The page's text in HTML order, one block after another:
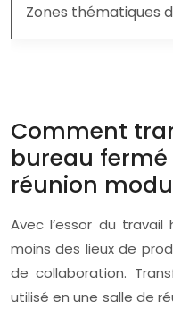
Zones thématiques
Comment
bureau
réunion
Avec l’essor du travail
moins des lieux de
de collaboration.
utilisé en une salle de